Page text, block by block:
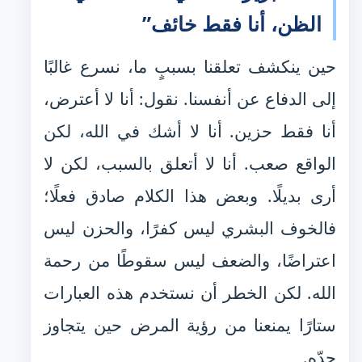
الظن، أنا فقط خائف”
حين ينكشف تعلقنا بسببٍ ما، نسرع غالبًا
إلى الدفاع عن أنفسنا. نقول: أنا لا أعترض،
أنا فقط حزين. أنا لا أشك في الله، لكن
الواقع صعب. أنا لا أتعلق بالسبب، لكن لا
أرى بديلًا. وبعض هذا الكلام صادق فعلًا؛
فالخوف البشري ليس كفرًا، والحزن ليس
اعتراضًا، والضعف ليس سقوطًا من رحمة
الله. لكن الخطر أن نستخدم هذه العبارات
ستارًا يمنعنا من رؤية المرض حين يتجاوز
حدّه.